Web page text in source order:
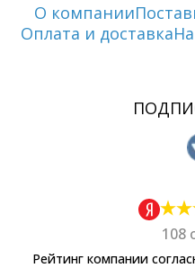
О компании
Оплата и доставка
108
Рейтинг компании